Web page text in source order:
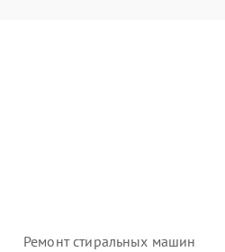
Ремонт стиральных машин